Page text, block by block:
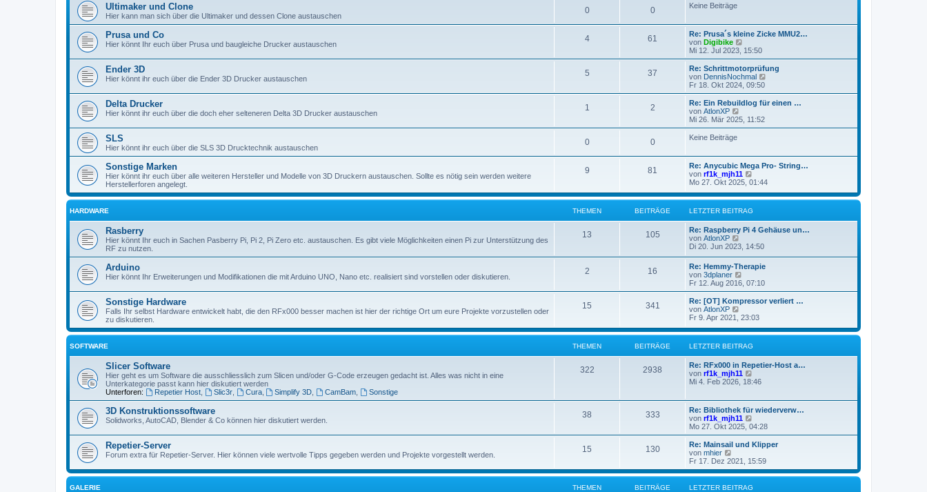
r
e
i
t
r
a
g
Ultimaker und Clone
Hier kann man sich über die Ultimaker und dessen Clone austauschen
0 0 Keine Beiträge
Prusa und Co
Hier könnt Ihr euch über Prusa und baugleiche Drucker austauschen
4 61
Re: Prusa´s kleine Zicke MMU2…
von Digibike
e
u
e
s
e
r
B
i
g
Mi 12. Jul 2023, 15:50
Ender 3D
Hier könnt ihr euch über die Ender 3D Drucker austauschen
5 37
Re: Schrittmotorprüfung
von DennisNochmal
u
e
i
t
a
g
Fr 18. Okt 2024, 09:50
Delta Drucker
Hier könnt ihr euch über die doch eher selteneren Delta 3D Drucker austauschen
1 2
Re: Ein Rebuildlog für einen …
von AtlonXP
e
u
r
B
e
i
t
r
g
Mi 26. Mär 2025, 11:52
SLS
Hier könnt ihr euch über die SLS 3D Drucktechnik austauschen
0 0 Keine Beiträge
Sonstige Marken
Hier könnt ihr euch über alle weiteren Hersteller und Modelle von 3D Druckern austauschen. Sollte es nötig sein werden weitere
Herstellerforen angelegt.
9 81
Re: Anycubic Mega Pro- String…
von rf1k_mjh11
e
e
e
r
e
i
t
r
a
Mo 27. Okt 2025, 01:44
HARDWARE THEMEN BEITRÄGE LETZTER BEITRAG
Rasberry
Hier könnt Ihr euch in Sachen Pasberry Pi, Pi 2, Pi Zero etc. austauschen. Es gibt viele Möglichkeiten einen Pi zur Unterstützung des
RF zu nutzen.
13 105
Re: Raspberry Pi 4 Gehäuse un…
von AtlonXP
e
e
s
t
e
r
B
i
t
r
a
Di 20. Jun 2023, 14:50
Arduino
Hier könnt Ihr Erweiterungen und Modifikationen die mit Arduino UNO, Nano etc. realisiert sind vorstellen oder diskutieren.
2 16
Re: Hemmy-Therapie
von 3dplaner
e
u
e
t
r
e
i
t
r
a
Fr 12. Aug 2016, 07:10
Sonstige Hardware
Falls Ihr selbst Hardware entwickelt habt, die den RFx000 besser machen ist hier der richtige Ort um eure Projekte vorzustellen oder
zu diskutieren.
15 341
Re: [OT] Kompressor verliert …
von AtlonXP
e
e
t
e
r
B
e
t
r
a
g
Fr 9. Apr 2021, 23:03
SOFTWARE THEMEN BEITRÄGE LETZTER BEITRAG
Slicer Software
Hier geht es um Software die ausschliesslich zum Slicen und/oder G-Code erzeugen gedacht ist. Alles was nicht in eine
Unterkategorie passt kann hier diskutiert werden
Unterforen:
Repetier Host, Slic3r, Cura, Simplify 3D CamBam Sonstige
322 2938
Re: RFx000 in Repetier-Host a…
von rf1k_mjh11
e
e
r
B
e
t
r
a
Mi 4. Feb 2026, 18:46
3D Konstruktionssoftware
Solidworks, AutoCAD, Blender & Co können hier diskutiert werden.
38 333
Re: Bibliothek für wiederverw…
von rf1k_mjh11
e
u
e
t
r
Mo 27. Okt 2025, 04:28
Repetier-Server
Forum extra für Repetier-Server. Hier können viele wertvolle Tipps gegeben werden und Projekte vorgestellt werden.
15 130
Re: Mainsail und Klipper
von mhier
e
u
e
s
Fr 17. Dez 2021, 15:59
GALERIE THEMEN BEITRÄGE LETZTER BEITRAG